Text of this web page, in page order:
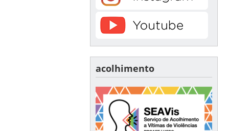
acolhimento